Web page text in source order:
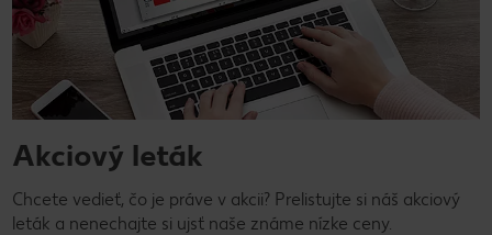
Akciový leták
Chcete vedieť, čo je práve v akcii? Prelistujte si náš akciový
leták a nenechajte si ujsť naše známe nízke ceny.